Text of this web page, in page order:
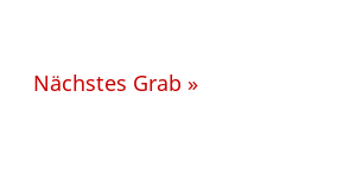
Nächstes Grab »